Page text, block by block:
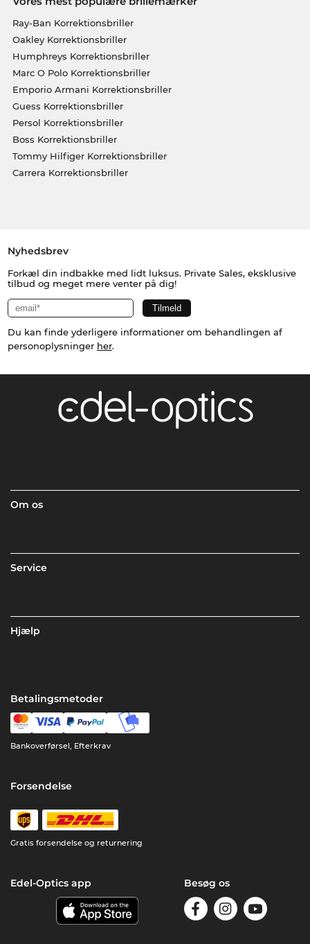
Ray-Ban Korrektionsbriller
Oakley Korrektionsbriller
Humphreys Korrektionsbriller
Marc O Polo Korrektionsbriller
Emporio Armani Korrektionsbriller
Guess Korrektionsbriller
Persol Korrektionsbriller
Boss Korrektionsbriller
Tommy Hilfiger Korrektionsbriller
Carrera Korrektionsbriller
Nyhedsbrev
Forkæl din indbakke med lidt luksus. Private Sales, eksklusive
tilbud og meget mere venter på dig!
Du kan finde yderligere informationer om behandlingen af
personoplysninger her.
Om os
Service
Hjælp
Betalingsmetoder
Bankoverførsel, Efterkrav
Forsendelse
Gratis forsendelse og returnering
Edel-Optics app Besøg os